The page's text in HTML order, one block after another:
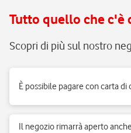
Tutto quello che c'è
Scopri di più sul nostro
È possibile pagare con carta di
Il negozio rimarrà aperto